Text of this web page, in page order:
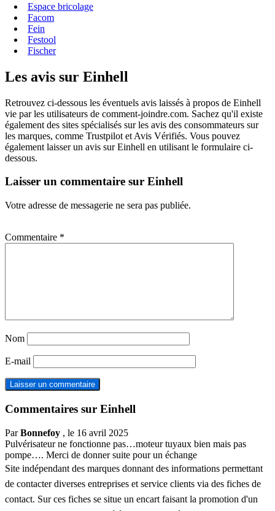
Espace bricolage
Facom
Fein
Festool
Fischer
Les avis sur Einhell
Retrouvez ci-dessous les éventuels avis laissés à propos de Einhell
vie par les utilisateurs de comment-joindre.com. Sachez qu'il existe
également des sites spécialisés sur les avis des consommateurs sur
les marques, comme Trustpilot et Avis Vérifiés. Vous pouvez
également laisser un avis sur Einhell en utilisant le formulaire ci-
dessous.
Laisser un commentaire sur Einhell
Votre adresse de messagerie ne sera pas publiée.
Commentaire *
Nom
E-mail
Commentaires sur Einhell
ParBonnefoy , le 16 avril 2025
Pulvérisateur ne fonctionne pas…moteur tuyaux bien mais pas
pompe…. Merci de donner suite pour un échange
Site indépendant des marques donnant des informations permettant
de contacter diverses entreprises et service clients via des fiches de
contact. Sur ces fiches se situe un encart faisant la promotion d'un